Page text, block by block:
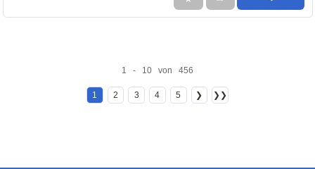
1 - 10 von 456
1 2 3 4 5 ❯ ❯❯